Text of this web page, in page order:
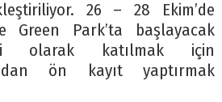
26 – 28 Ekim’de
Green Park’ta başlayacak
olarak katılmak için
ön kayıt yaptırmak